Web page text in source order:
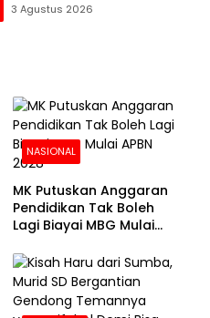
3 Agustus 2026
NASIONAL
MK Putuskan Anggaran
Pendidikan Tak Boleh
Lagi Biayai MBG Mulai